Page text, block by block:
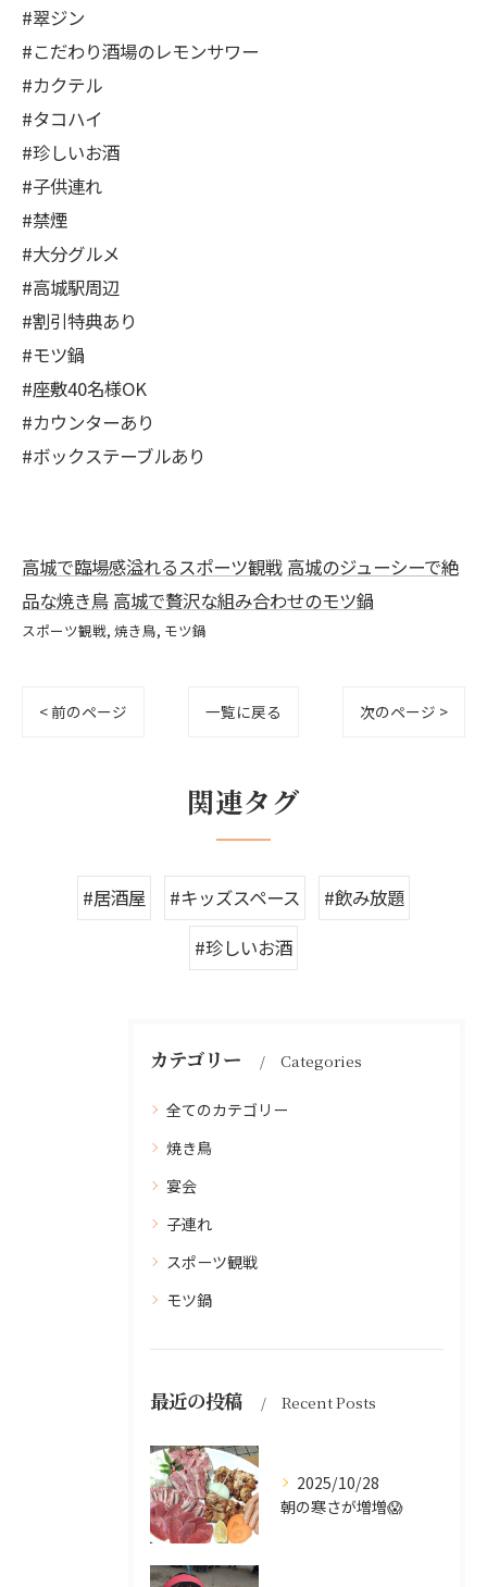
#翠ジン
#こだわり酒場のレモンサワー
#カクテル
#タコハイ
#珍しいお酒
#子供連れ
#禁煙
#大分グルメ
#高城駅周辺
#割引特典あり
#モツ鍋
#座敷40名様OK
#カウンターあり
#ボックステーブルあり
高城で臨場感溢れるスポーツ観戦 高城のジューシーで絶
品な焼き鳥 高城で贅沢な組み合わせのモツ鍋
スポーツ観戦 焼き鳥 モツ鍋
< 前のページ 一覧に戻る 次のページ >
関連タグ
#居酒屋 #キッズスペース
#飲み放題
#珍しいお酒
カテゴリー Categories
全てのカテゴリー
焼き鳥
宴会
子連れ
スポーツ観戦
モツ鍋
最近の投稿 Recent Posts
2025/10/28
朝の寒さが増増😱